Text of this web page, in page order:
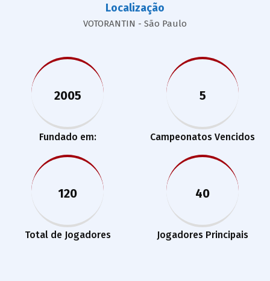
Localização
VOTORANTIN - São Paulo
2005
Fundado em:
5
Campeonatos Vencidos
120
Total de Jogadores
40
Jogadores Principais